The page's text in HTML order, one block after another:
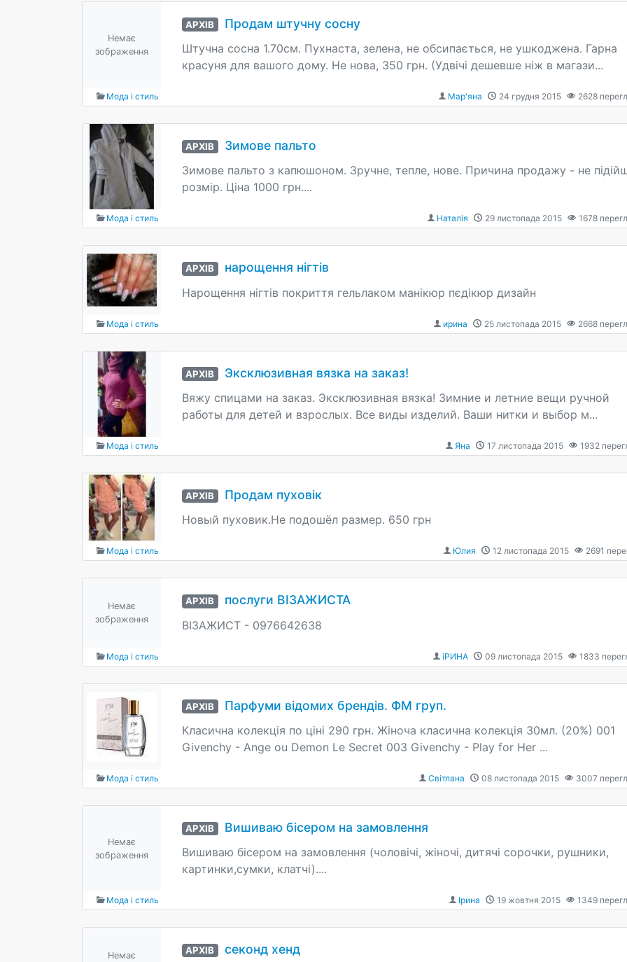
Немає
зображення
АРХІВ Продам штучну сосну
Штучна сосна 1.70см. Пухнаста, зелена, не обсипається, не ушкоджена. Гарна
красуня для вашого дому. Не нова, 350 грн. (Удвічі дешевше ніж в магази...
Мода і стиль 2628
24 грудня 2015
Мар'яна
АРХІВ Зимове пальто
Зимове пальто з капюшоном. Зручне, тепле, нове. Причина продажу - не
розмір. Ціна 1000 грн....
Мода і стиль 1678
29 листопада 2015
Наталія
АРХІВ нарощення нігтів
Нарощення нігтів покриття гельлаком манікюр пєдікюр дизайн
Мода і стиль 2668
25 листопада 2015
ирина
АРХІВ Эксклюзивная вязка на заказ!
Вяжу спицами на заказ. Эксклюзивная вязка! Зимние и летние вещи ручной
работы для детей и взрослых. Все виды изделий. Ваши нитки и выбор м...
Мода і стиль 1932
17 листопада 2015
Яна
АРХІВ Продам пуховік
Новый пуховик.Не подошёл размер. 650 грн
Мода і стиль 2691
12 листопада 2015
Юлия
Немає
зображення
АРХІВ послуги ВІЗАЖИСТА
ВІЗАЖИСТ - 0976642638
Мода і стиль 1833
09 листопада 2015
іРИНА
АРХІВ Парфуми відомих брендів. ФМ груп.
Класична колекція по ціні 290 грн. Жіноча класична колекція 30мл. (20%) 001
Givenchy - Ange ou Demon Le Secret 003 Givenchy - Play for Her ...
Мода і стиль 3007
08 листопада 2015
Світлана
Немає
зображення
АРХІВ Вишиваю бісером на замовлення
Вишиваю бісером на замовлення (чоловічі, жіночі, дитячі сорочки, рушники,
картинки,сумки, клатчі)....
Мода і стиль 1349
19 жовтня 2015
Ірина
Немає
АРХІВ секонд хенд